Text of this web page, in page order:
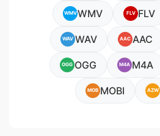
WMVWMV FLV FLV
WAV WAV AAC AAC
OGG OGG M4A M4A
MOB MOBI AZW